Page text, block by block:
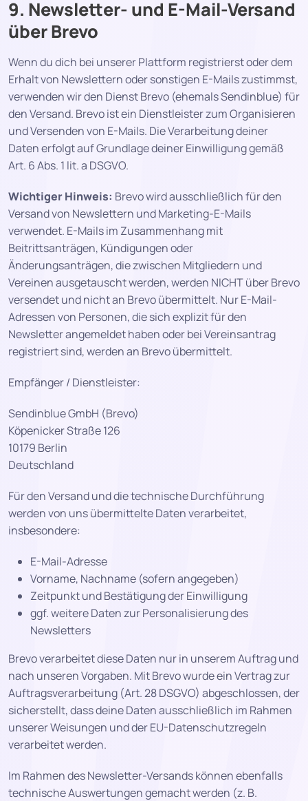
9. Newsletter- und E-Mail-Versand
über Brevo
Wenn du dich bei unserer Plattform registrierst oder dem
Erhalt von Newslettern oder sonstigen E-Mails zustimmst,
verwenden wir den Dienst Brevo (ehemals Sendinblue) für
den Versand. Brevo ist ein Dienstleister zum Organisieren
und Versenden von E-Mails. Die Verarbeitung deiner
Daten erfolgt auf Grundlage deiner Einwilligung gemäß
Art. 6 Abs. 1 lit. a DSGVO.
Wichtiger Hinweis: Brevo wird ausschließlich für den
Versand von Newslettern und Marketing-E-Mails
verwendet. E-Mails im Zusammenhang mit
Beitrittsanträgen, Kündigungen oder
Änderungsanträgen, die zwischen Mitgliedern und
Vereinen ausgetauscht werden, werden NICHT über Brevo
versendet und nicht an Brevo übermittelt. Nur E-Mail-
Adressen von Personen, die sich explizit für den
Newsletter angemeldet haben oder bei Vereinsantrag
registriert sind, werden an Brevo übermittelt.
Empfänger / Dienstleister:
Sendinblue GmbH (Brevo)
Köpenicker Straße 126
10179 Berlin
Deutschland
Für den Versand und die technische Durchführung
werden von uns übermittelte Daten verarbeitet,
insbesondere:
E-Mail-Adresse
Vorname, Nachname (sofern angegeben)
Zeitpunkt und Bestätigung der Einwilligung
ggf. weitere Daten zur Personalisierung des
Newsletters
Brevo verarbeitet diese Daten nur in unserem Auftrag und
nach unseren Vorgaben. Mit Brevo wurde ein Vertrag zur
Auftragsverarbeitung (Art. 28 DSGVO) abgeschlossen, der
sicherstellt, dass deine Daten ausschließlich im Rahmen
unserer Weisungen und der EU-Datenschutzregeln
verarbeitet werden.
Im Rahmen des Newsletter-Versands können ebenfalls
technische Auswertungen gemacht werden (z. B.